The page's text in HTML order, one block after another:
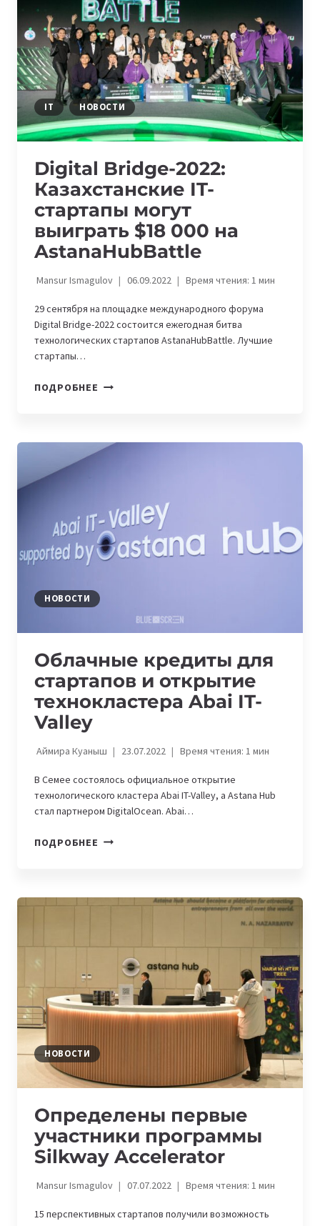
БАЗЕ
ASTANA
HUB
IT НОВОСТИ
Digital Bridge-2022:
Казахстанские IT-
стартапы могут
выиграть $18 000 на
AstanaHubBattle
Mansur Ismagulov 06.09.2022 Время чтения: 1мин
29 сентября на площадке международного форума
Digital Bridge-2022 состоится ежегодная битва
технологических стартапов AstanaHubBattlе. Лучшие
стартапы…
ПОДРОБНЕЕ DIGITAL
IT-
$18
000
НА
ASTANAHUBBATTLE
НОВОСТИ
Облачные кредиты для
стартапов и открытие
технокластера Abai IT-
Valley
Аймира Куаныш 23.07.2022 Время чтения: 1мин
В Семее состоялось официальное открытие
технологического кластера Abai IT-Valley, а Astana Hub
стал партнером DigitalOcean. Abai…
ПОДРОБНЕЕ ОБЛАЧНЫЕ
И
VALLEY
НОВОСТИ
Определены первые
участники программы
Silkway Accelerator
Mansur Ismagulov 07.07.2022 Время чтения: 1мин
15 перспективных стартапов получили возможность